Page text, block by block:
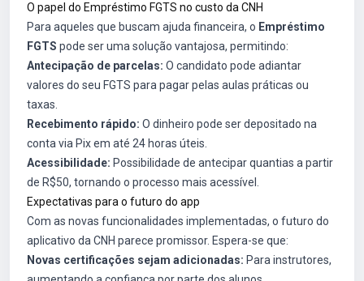
O papel do Empréstimo FGTS no custo da CNH
Para aqueles que buscam ajuda financeira, o Empréstimo
FGTS pode ser uma solução vantajosa, permitindo:
Antecipação de parcelas: O candidato pode adiantar
valores do seu FGTS para pagar pelas aulas práticas ou
taxas.
Recebimento rápido: O dinheiro pode ser depositado na
conta via Pix em até 24 horas úteis.
Acessibilidade: Possibilidade de antecipar quantias a partir
de R$50, tornando o processo mais acessível.
Expectativas para o futuro do app
Com as novas funcionalidades implementadas, o futuro do
aplicativo da CNH parece promissor. Espera-se que:
Novas certificações sejam adicionadas: Para instrutores,